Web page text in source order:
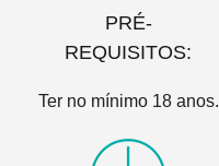
PRÉ-
REQUISITOS:
Ter no mínimo 18 anos.